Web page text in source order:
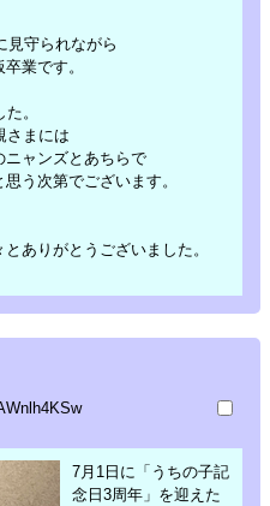
見守られながら
業です。
。
さまには
ニャンズとあちらで
う次第でございます。
ありがとうございました。
7月1日に「うちの子記
念日3周年」を迎えた